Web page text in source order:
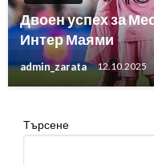
Двоен успех за
Интер Маями
admin_zarata 12.10.2025
Търсене